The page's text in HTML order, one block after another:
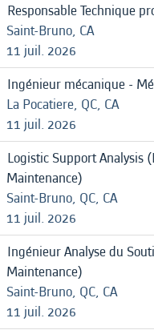
Responsable Technique
Saint-Bruno, CA
11 juil. 2026
Ingénieur mécanique -
La Pocatiere, QC, CA
11 juil. 2026
Logistic Support Analysis
Maintenance)
Saint-Bruno, QC, CA
11 juil. 2026
Ingénieur Analyse du
Maintenance)
Saint-Bruno, QC, CA
11 juil. 2026